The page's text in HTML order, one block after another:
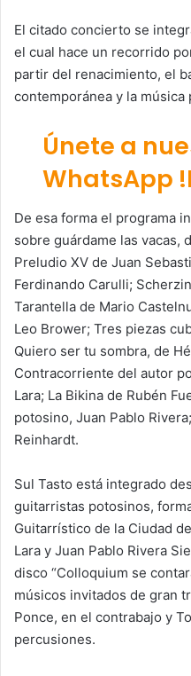
El citado concierto se
el cual hace un recorrido
partir del renacimiento, el
contemporánea y la música
Únete a
WhatsApp
De esa forma el programa
sobre guárdame las vacas,
Preludio XV de Juan
Ferdinando Carulli;
Tarantella de Mario
Leo Brower; Tres piezas
Quiero ser tu sombra, de
Contracorriente del autor
Lara; La Bikina de Rubén
potosino, Juan Pablo
Reinhardt.
Sul Tasto está integrado
guitarristas potosinos,
Guitarrístico de la Ciudad
Lara y Juan Pablo Rivera
disco “Colloquium se
músicos invitados de gran
Ponce, en el contrabajo y
percusiones.